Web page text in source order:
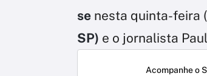
se nesta quinta-feira
SP) e o jornalista
Acompanhe o